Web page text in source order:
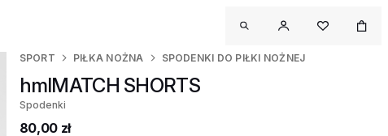
SPORT PIŁKA NOŻNA SPODENKI DO PIŁKI NOŻNEJ
hmlMATCH SHORTS
Spodenki
80,00 zł